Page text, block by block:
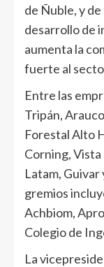
de Ñuble, y
desarrollo de
aumenta la
fuerte al
Entre las
Tripán,
Forestal Alto
Corning,
Latam, Guivar
gremios
Achbiom,
Colegio de
La